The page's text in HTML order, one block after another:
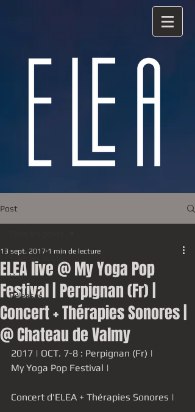
Post
Tous les posts
Live
Releases
ELEA live @ My Yoga Pop
Festival | Perpignan (Fr) |
Concert + Thérapies Sonores |
@ Chateau de Valmy
13 sept. 2017 1 min de lecture
2017 | OCT. 7-8 : Perpignan (Fr) |
My Yoga Pop Festival |
Concert d'ELEA + Thérapies Sonores |